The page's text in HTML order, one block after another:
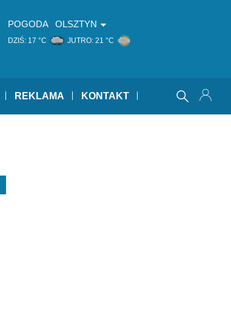
POGODA OLSZTYN
DZIŚ: 17 °C JUTRO: 21 °C
REKLAMA KONTAKT